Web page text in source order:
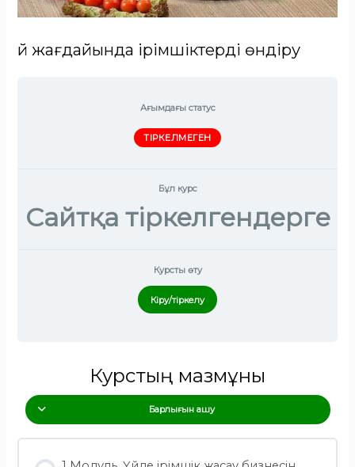
Үй жағдайында ірімшіктерді өндіру
Ағымдағы статус
ТІРКЕЛМЕГЕН
Бұл курс
Сайтқа тіркелгендерге
Курсты өту
Кіру/тіркелу
Курстың мазмұны
Барлығын ашу